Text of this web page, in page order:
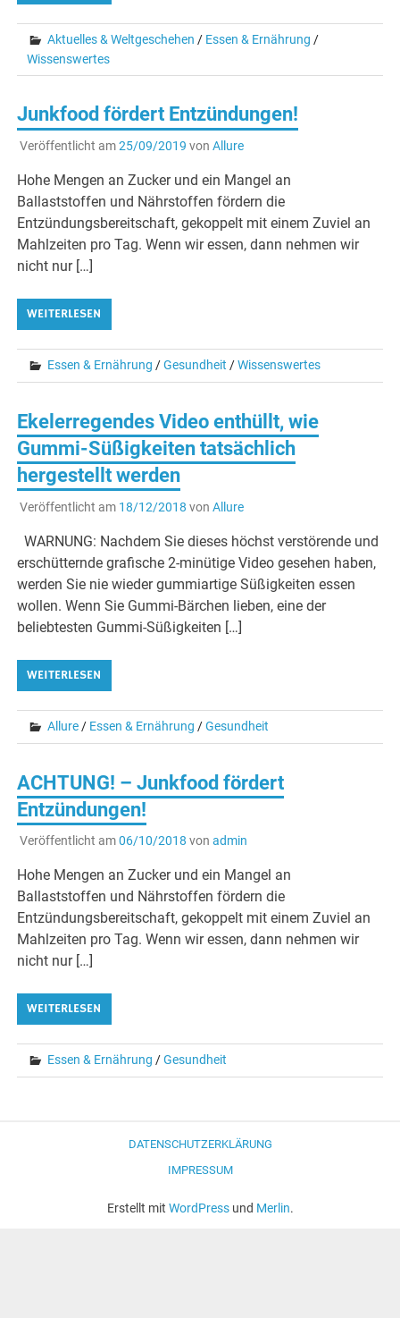
Aktuelles & Weltgeschehen / Essen & Ernährung /
Wissenswertes
Junkfood fördert Entzündungen!
Veröffentlicht am25/09/2019 von Allure
Hohe Mengen an Zucker und ein Mangel an
Ballaststoffen und Nährstoffen fördern die
Entzündungsbereitschaft, gekoppelt mit einem Zuviel an
Mahlzeiten pro Tag. Wenn wir essen, dann nehmen wir
nicht nur […]
WEITERLESEN
Essen & Ernährung /Gesundheit /Wissenswertes
Ekelerregendes Video enthüllt, wie
Gummi-Süßigkeiten tatsächlich
hergestellt werden
Veröffentlicht am 18/12/2018 von Allure
WARNUNG: Nachdem Sie dieses höchst verstörende und
erschütternde grafische 2-minütige Video gesehen haben,
werden Sie nie wieder gummiartige Süßigkeiten essen
wollen. Wenn Sie Gummi-Bärchen lieben, eine der
beliebtesten Gummi-Süßigkeiten […]
WEITERLESEN
Allure / Essen & Ernährung /Gesundheit
ACHTUNG! – Junkfood fördert
Entzündungen!
Veröffentlicht am06/10/2018 von admin
Hohe Mengen an Zucker und ein Mangel an
Ballaststoffen und Nährstoffen fördern die
Entzündungsbereitschaft, gekoppelt mit einem Zuviel an
Mahlzeiten pro Tag. Wenn wir essen, dann nehmen wir
nicht nur […]
WEITERLESEN
Essen & Ernährung /Gesundheit
DATENSCHUTZERKLÄRUNG
IMPRESSUM
Erstellt mit WordPressund Merlin.